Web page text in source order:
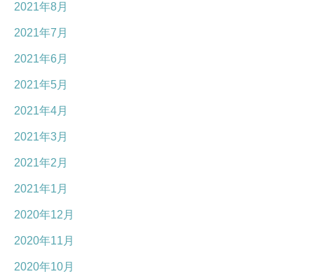
2021年8月
2021年7月
2021年6月
2021年5月
2021年4月
2021年3月
2021年2月
2021年1月
2020年12月
2020年11月
2020年10月